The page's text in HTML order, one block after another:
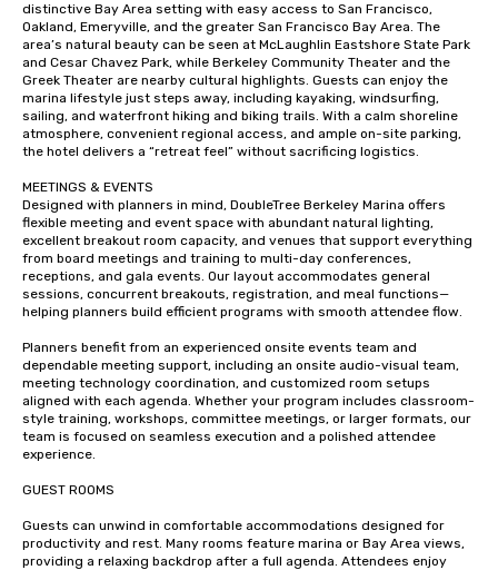
distinctive Bay Area setting with easy access to San Francisco,
Oakland, Emeryville, and the greater San Francisco Bay Area. The
area’s natural beauty can be seen at McLaughlin Eastshore State Park
and Cesar Chavez Park, while Berkeley Community Theater and the
Greek Theater are nearby cultural highlights. Guests can enjoy the
marina lifestyle just steps away, including kayaking, windsurfing,
sailing, and waterfront hiking and biking trails. With a calm shoreline
atmosphere, convenient regional access, and ample on-site parking,
the hotel delivers a “retreat feel” without sacrificing logistics.
MEETINGS & EVENTS
Designed with planners in mind, DoubleTree Berkeley Marina offers
flexible meeting and event space with abundant natural lighting,
excellent breakout room capacity, and venues that support everything
from board meetings and training to multi-day conferences,
receptions, and gala events. Our layout accommodates general
sessions, concurrent breakouts, registration, and meal functions—
helping planners build efficient programs with smooth attendee flow.
Planners benefit from an experienced onsite events team and
dependable meeting support, including an onsite audio-visual team,
meeting technology coordination, and customized room setups
aligned with each agenda. Whether your program includes classroom-
style training, workshops, committee meetings, or larger formats, our
team is focused on seamless execution and a polished attendee
experience.
GUEST ROOMS
Guests can unwind in comfortable accommodations designed for
productivity and rest. Many rooms feature marina or Bay Area views,
providing a relaxing backdrop after a full agenda. Attendees enjoy